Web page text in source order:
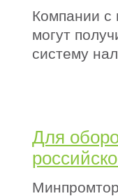
Компании с
могут
систему
Для